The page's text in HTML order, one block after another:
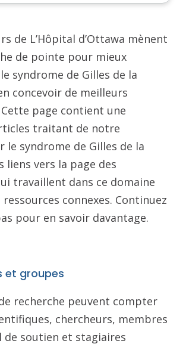
de L’Hôpital d’Ottawa mènent
de pointe pour mieux
syndrome de Gilles de la
concevoir de meilleurs
page contient une
traitant de notre
le syndrome de Gilles de la
liens vers la page des
travaillent dans ce domaine
connexes. Continuez
pour en savoir davantage.
et groupes
recherche peuvent compter
chercheurs, membres
de soutien et stagiaires